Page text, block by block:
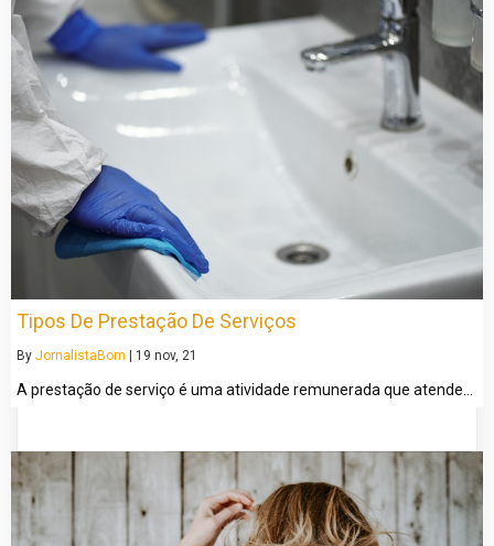
Tipos De Prestação De Serviços
By JornalistaBom | 19 nov, 21
A prestação de serviço é uma atividade remunerada que atende…